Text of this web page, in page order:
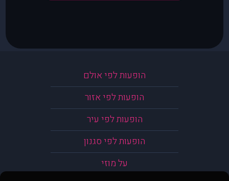
הופעות לפי אולם
הופעות לפי אזור
הופעות לפי עיר
הופעות לפי סגנון
על מוזי